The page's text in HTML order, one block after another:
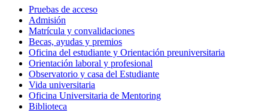
Pruebas de acceso
Admisión
Matrícula y convalidaciones
Becas, ayudas y premios
Oficina del estudiante y Orientación preuniversitaria
Orientación laboral y profesional
Observatorio y casa del Estudiante
Vida universitaria
Oficina Universitaria de Mentoring
Biblioteca